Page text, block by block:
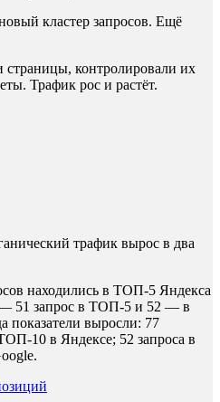
кластер запросов. Ещё
страницы, контролировали их
Трафик рос и растёт.
трафик вырос в два
находились в ТОП-5 Яндекса
51 запрос в ТОП-5 и 52 — в
выросли: 77
10 в Яндексе; 52 запроса в